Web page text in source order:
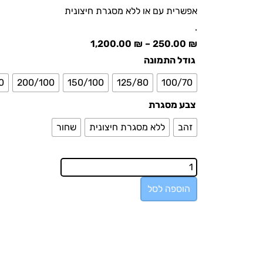
אפשרית עם או ללא מסגרת חיצונית
.
250.00 ₪
–
1,200.00 ₪
גודל התמונה
100/70
125/80
150/100
200/100
צבע מסגרת
זהב
ללא מסגרת חיצונית שחור
הוספה לסל